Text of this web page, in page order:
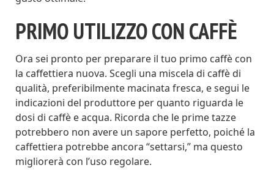
PRIMO UTILIZZO CON CAFFÈ
Ora sei pronto per preparare il tuo primo caffè con
la caffettiera nuova. Scegli una miscela di caffè di
qualità, preferibilmente macinata fresca, e segui le
indicazioni del produttore per quanto riguarda le
dosi di caffè e acqua. Ricorda che le prime tazze
potrebbero non avere un sapore perfetto, poiché la
caffettiera potrebbe ancora “settarsi,” ma questo
migliorerà con l’uso regolare.